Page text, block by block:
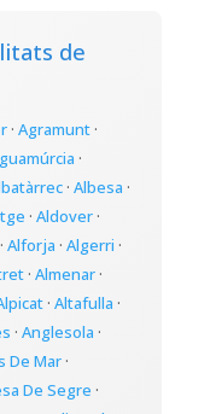
de
· Agramunt·
·
· Albesa ·
· Aldover·
· Alforja · Algerri ·
· Almenar·
· Altafulla ·
· Anglesola ·
De Mar·
De Segre ·